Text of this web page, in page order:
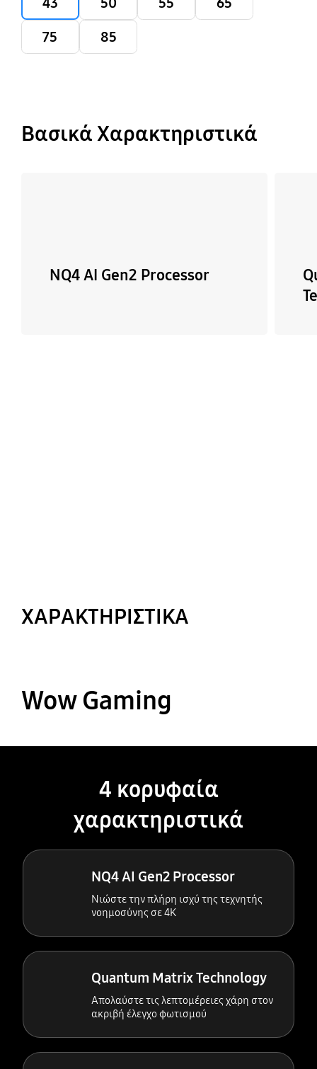
75
85
Βασικά Χαρακτηριστικά
NQ4 AI Gen2 Processor
ΧΑΡΑΚΤΗΡΙΣΤΙΚΑ
Wow Gaming
4 κορυφαία
χαρακτηριστικά
NQ4 AI Gen2 Processor
Νιώστε την πλήρη ισχύ της τεχνητής
νοημοσύνης σε 4K
Quantum Matrix Technology
Απολαύστε τις λεπτομέρειες χάρη στον
ακριβή έλεγχο φωτισμού